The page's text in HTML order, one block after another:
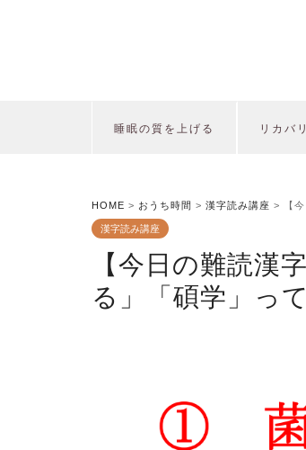
睡眠の質を上げる リカバ
HOME > おうち時間 > 漢字読み講座 > 【
漢字読み講座
【今日の難読漢
る」「碩学」っ